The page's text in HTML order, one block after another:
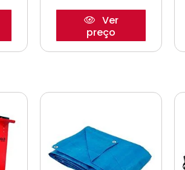
Ver
preço